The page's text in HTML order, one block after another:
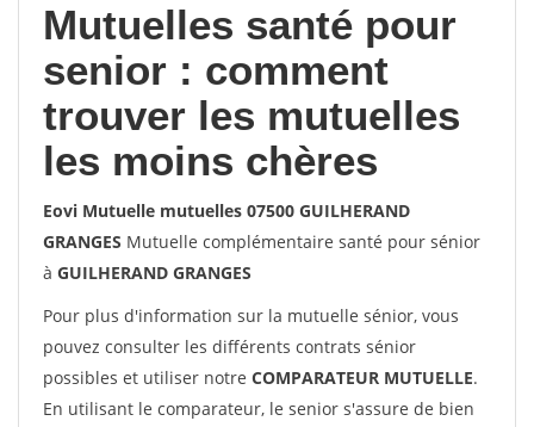
Mutuelles santé pour
senior : comment
trouver les mutuelles
les moins chères
Eovi Mutuelle mutuelles 07500 GUILHERAND
GRANGES Mutuelle complémentaire santé pour sénior
à GUILHERAND GRANGES
Pour plus d'information sur la mutuelle sénior, vous
pouvez consulter les différents contrats sénior
possibles et utiliser notre COMPARATEUR MUTUELLE.
En utilisant le comparateur, le senior s'assure de bien